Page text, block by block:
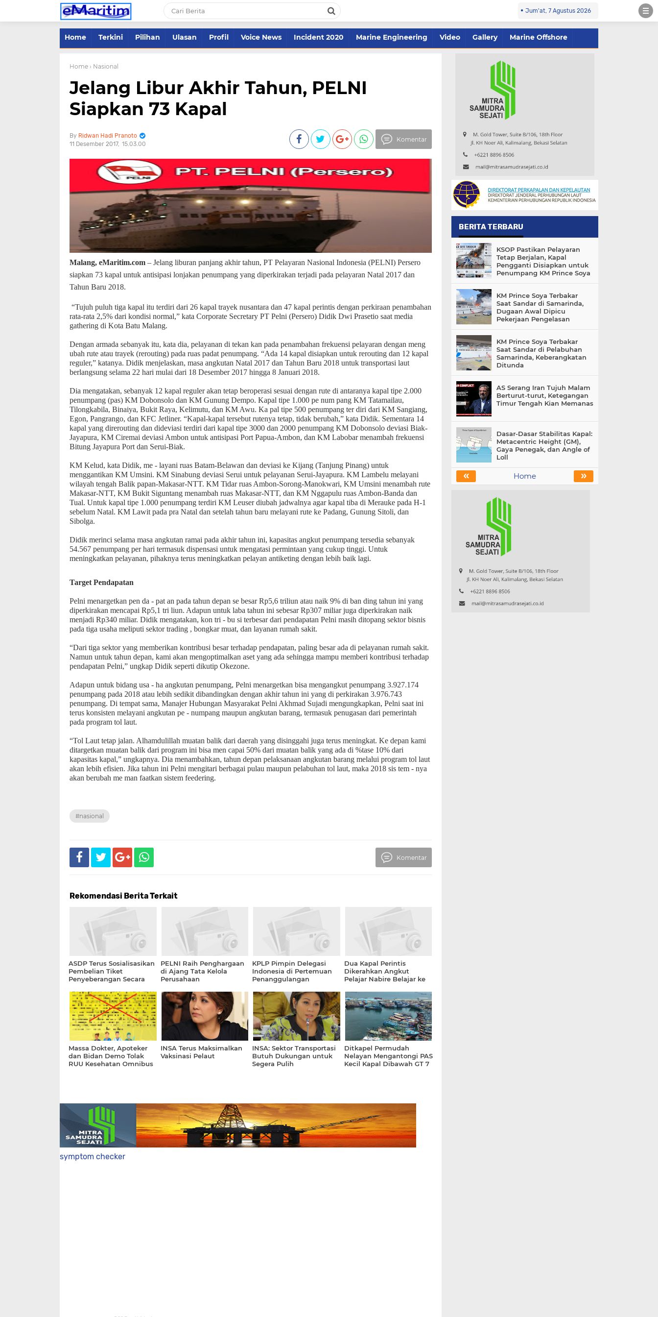
Jum'at, 7 Agustus 2026
Home Terkini Pilihan Ulasan Profil Voice News Incident 2020 Marine Engineering Video Gallery Marine Offshore
Home › Nasional
Jelang Libur Akhir Tahun, PELNI
Siapkan 73 Kapal
Ridwan Hadi Pranoto
11 Desember 2017 15.03.00
Komentar
Malang, eMaritim.com – Jelang liburan panjang akhir tahun, PT Pelayaran Nasional Indonesia (PELNI) Persero
siapkan 73 kapal untuk antisipasi lonjakan penumpang yang diperkirakan terjadi pada pelayaran Natal 2017 dan
Tahun Baru 2018.
“Tujuh puluh tiga kapal itu terdiri dari 26 kapal trayek nusantara dan 47 kapal perintis dengan perkiraan penambahan
rata-rata 2,5% dari kondisi normal,” kata Corporate Secretary PT Pelni (Persero) Didik Dwi Prasetio saat media
gathering di Kota Batu Malang.
Dengan armada sebanyak itu, kata dia, pelayanan di tekan kan pada penambahan frekuensi pelayaran dengan meng
ubah rute atau trayek (rerouting) pada ruas padat penumpang. “Ada 14 kapal disiapkan untuk rerouting dan 12 kapal
reguler,” katanya. Didik menjelaskan, masa angkutan Natal 2017 dan Tahun Baru 2018 untuk transportasi laut
berlangsung selama 22 hari mulai dari 18 Desember 2017 hingga 8 Januari 2018.
Dia mengatakan, sebanyak 12 kapal reguler akan tetap beroperasi sesuai dengan rute di antaranya kapal tipe 2.000
penumpang (pas) KM Dobonsolo dan KM Gunung Dempo. Kapal tipe 1.000 pe num pang KM Tatamailau,
Tilongkabila, Binaiya, Bukit Raya, Kelimutu, dan KM Awu. Ka pal tipe 500 penumpang ter diri dari KM Sangiang,
Egon, Pangrango, dan KFC Jetliner. “Kapal-kapal tersebut rutenya tetap, tidak berubah,” kata Didik. Sementara 14
kapal yang direrouting dan dideviasi terdiri dari kapal tipe 3000 dan 2000 penumpang KM Dobonsolo deviasi Biak-
Jayapura, KM Ciremai deviasi Ambon untuk antisipasi Port Papua-Ambon, dan KM Labobar menambah frekuensi
Bitung Jayapura Port dan Serui-Biak.
KM Kelud, kata Didik, me - layani ruas Batam-Belawan dan deviasi ke Kijang (Tanjung Pinang) untuk
menggantikan KM Umsini. KM Sinabung deviasi Serui untuk pelayanan Serui-Jayapura. KM Lambelu melayani
wilayah tengah Balik papan-Makasar-NTT. KM Tidar ruas Ambon-Sorong-Manokwari, KM Umsini menambah rute
Makasar-NTT, KM Bukit Siguntang menambah ruas Makasar-NTT, dan KM Nggapulu ruas Ambon-Banda dan
Tual. Untuk kapal tipe 1.000 penumpang terdiri KM Leuser diubah jadwalnya agar kapal tiba di Merauke pada H-1
sebelum Natal. KM Lawit pada pra Natal dan setelah tahun baru melayani rute ke Padang, Gunung Sitoli, dan
Sibolga.
Didik merinci selama masa angkutan ramai pada akhir tahun ini, kapasitas angkut penumpang tersedia sebanyak
54.567 penumpang per hari termasuk dispensasi untuk mengatasi permintaan yang cukup tinggi. Untuk
meningkatkan pelayanan, pihaknya terus meningkatkan pelayan antiketing dengan lebih baik lagi.
Target Pendapatan
Pelni menargetkan pen da - pat an pada tahun depan se besar Rp5,6 triliun atau naik 9% di ban ding tahun ini yang
diperkirakan mencapai Rp5,1 tri liun. Adapun untuk laba tahun ini sebesar Rp307 miliar juga diperkirakan naik
menjadi Rp340 miliar. Didik mengatakan, kon tri - bu si terbesar dari pendapatan Pelni masih ditopang sektor bisnis
pada tiga usaha meliputi sektor trading , bongkar muat, dan layanan rumah sakit.
“Dari tiga sektor yang memberikan kontribusi besar terhadap pendapatan, paling besar ada di pelayanan rumah sakit.
Namun untuk tahun depan, kami akan mengoptimalkan aset yang ada sehingga mampu memberi kontribusi terhadap
pendapatan Pelni,” ungkap Didik seperti dikutip Okezone.
Adapun untuk bidang usa - ha angkutan penumpang, Pelni menargetkan bisa mengangkut penumpang 3.927.174
penumpang pada 2018 atau lebih sedikit dibandingkan dengan akhir tahun ini yang di perkirakan 3.976.743
penumpang. Di tempat sama, Manajer Hubungan Masyarakat Pelni Akhmad Sujadi mengungkapkan, Pelni saat ini
terus konsisten melayani angkutan pe - numpang maupun angkutan barang, termasuk penugasan dari pemerintah
pada program tol laut.
“Tol Laut tetap jalan. Alhamdulillah muatan balik dari daerah yang disinggahi juga terus meningkat. Ke depan kami
ditargetkan muatan balik dari program ini bisa men capai 50% dari muatan balik yang ada di %tase 10% dari
kapasitas kapal,” ungkapnya. Dia menambahkan, tahun depan pelaksanaan angkutan barang melalui program tol laut
akan lebih efisien. Jika tahun ini Pelni mengitari berbagai pulau maupun pelabuhan tol laut, maka 2018 sis tem - nya
akan berubah me man faatkan sistem feedering.
#nasional
Komentar
Rekomendasi Berita Terkait
ASDP Terus Sosialisasikan
Pembelian Tiket
Penyeberangan Secara
PELNI Raih Penghargaan
di Ajang Tata Kelola
Perusahaan
KPLP Pimpin Delegasi
Indonesia di Pertemuan
Penanggulangan
Selat Malaka
Dua Kapal Perintis
Dikerahkan Angkut
Pelajar Nabire Belajar ke
Massa Dokter, Apoteker
dan Bidan Demo Tolak
RUU Kesehatan Omnibus
INSA Terus Maksimalkan
Vaksinasi Pelaut
INSA: Sektor Transportasi
Butuh Dukungan untuk
Segera Pulih
Ditkapel Permudah
Nelayan Mengantongi PAS
Kecil Kapal Dibawah GT 7
symptom checker
BERITA TERBARU
KSOP Pastikan Pelayaran
Tetap Berjalan, Kapal
Pengganti Disiapkan untuk
Penumpang KM Prince Soya
KM Prince Soya Terbakar
Saat Sandar di Samarinda,
Dugaan Awal Dipicu
Pekerjaan Pengelasan
KM Prince Soya Terbakar
Saat Sandar di Pelabuhan
Samarinda, Keberangkatan
Ditunda
AS Serang Iran Tujuh Malam
Berturut-turut, Ketegangan
Timur Tengah Kian Memanas
Dasar-Dasar Stabilitas Kapal:
Metacentric Height (GM),
Gaya Penegak, dan Angle of
Loll
« »
Home